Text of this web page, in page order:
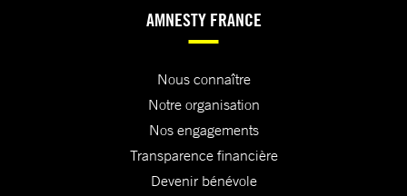
AMNESTY FRANCE
Nous connaître
Notre organisation
Nos engagements
Transparence financière
Devenir bénévole